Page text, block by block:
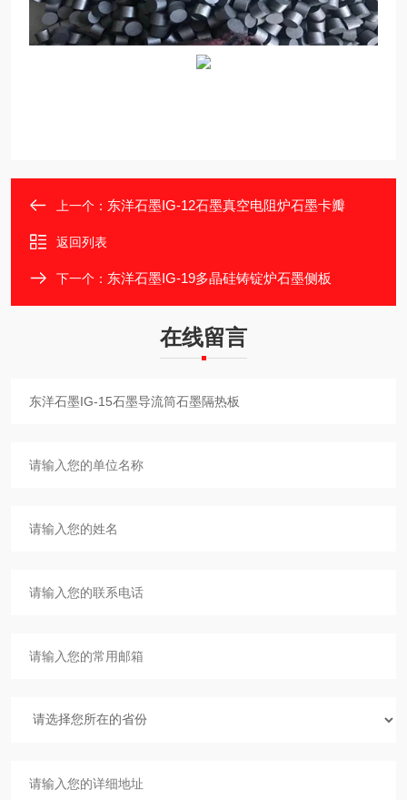
上一个： 东洋石墨IG-12石墨真空电阻炉石墨卡瓣
返回列表
下一个： 东洋石墨IG-19多晶硅铸锭炉石墨侧板
在线留言